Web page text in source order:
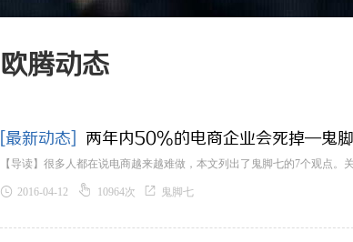
欧腾动态
[最新动态] 两年内50%的电商企业会死掉—鬼
【导读】很多人都在说电商越来越难做，本文列出了鬼脚七的7个观点。
 2016-04-12  10964次  鬼脚七